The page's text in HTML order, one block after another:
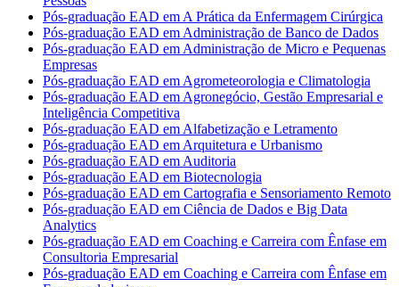
Pós-graduação EAD em A Prática da Enfermagem Cirúrgica
Pós-graduação EAD em Administração de Banco de Dados
Pós-graduação EAD em Administração de Micro e Pequenas
Empresas
Pós-graduação EAD em Agrometeorologia e Climatologia
Pós-graduação EAD em Agronegócio, Gestão Empresarial e
Inteligência Competitiva
Pós-graduação EAD em Alfabetização e Letramento
Pós-graduação EAD em Arquitetura e Urbanismo
Pós-graduação EAD em Auditoria
Pós-graduação EAD em Biotecnologia
Pós-graduação EAD em Cartografia e Sensoriamento Remoto
Pós-graduação EAD em Ciência de Dados e Big Data
Analytics
Pós-graduação EAD em Coaching e Carreira com Ênfase em
Consultoria Empresarial
Pós-graduação EAD em Coaching e Carreira com Ênfase em